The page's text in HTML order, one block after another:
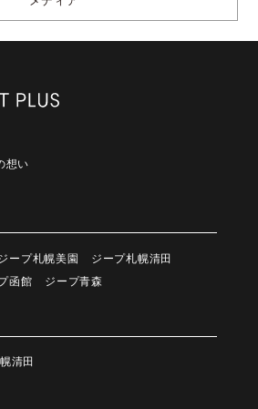
想い
ープ札幌美園
ジープ札幌清田
函館 ジープ青森
清田